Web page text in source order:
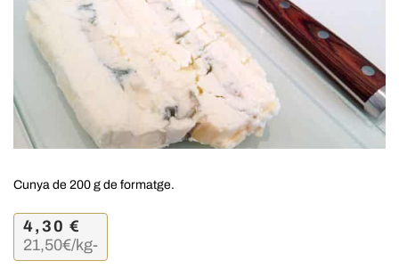
Cunya de 200 g de formatge.
4,30€
21,50€/kg-